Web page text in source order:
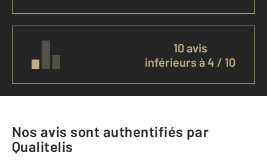
10 avis
inférieurs à 4 / 10
Nos avis sont authentifiés par
Qualitelis